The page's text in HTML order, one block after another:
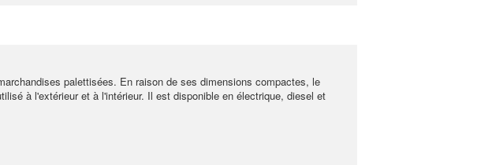
palettisées. En raison de ses dimensions compactes, le
à l'extérieur et à l'intérieur. Il est disponible en électrique, diesel et